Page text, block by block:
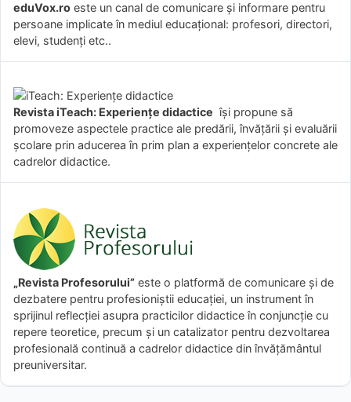
eduVox.ro este un canal de comunicare și informare pentru
persoane implicate în mediul educațional: profesori, directori,
elevi, studenți etc..
Revista iTeach: Experienţe didactice îşi propune să
promoveze aspectele practice ale predării, învăţării şi evaluării
şcolare prin aducerea în prim plan a experienţelor concrete ale
cadrelor didactice.
„Revista Profesorului” este o platformă de comunicare și de
dezbatere pentru profesioniștii educației, un instrument în
sprijinul reflecției asupra practicilor didactice în conjuncție cu
repere teoretice, precum și un catalizator pentru dezvoltarea
profesională continuă a cadrelor didactice din învățământul
preuniversitar.